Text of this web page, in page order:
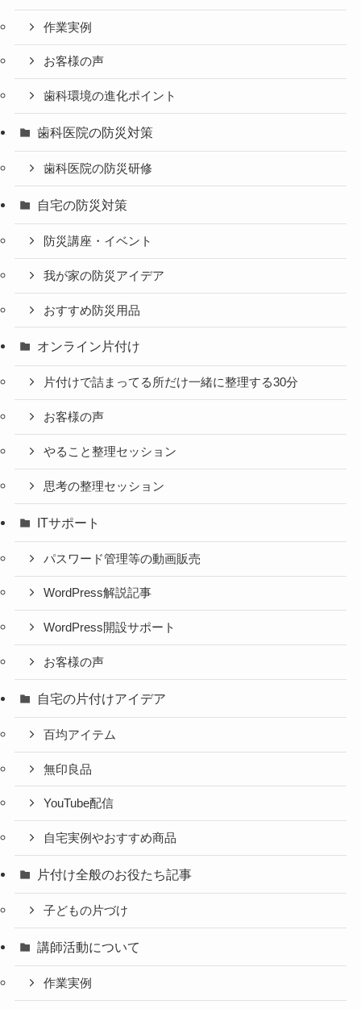
作業実例
お客様の声
歯科環境の進化ポイント
歯科医院の防災対策
歯科医院の防災研修
自宅の防災対策
防災講座・イベント
我が家の防災アイデア
おすすめ防災用品
オンライン片付け
片付けで詰まってる所だけ一緒に整理する30分
お客様の声
やること整理セッション
思考の整理セッション
ITサポート
パスワード管理等の動画販売
WordPress解説記事
WordPress開設サポート
お客様の声
自宅の片付けアイデア
百均アイテム
無印良品
YouTube配信
自宅実例やおすすめ商品
片付け全般のお役たち記事
子どもの片づけ
講師活動について
作業実例